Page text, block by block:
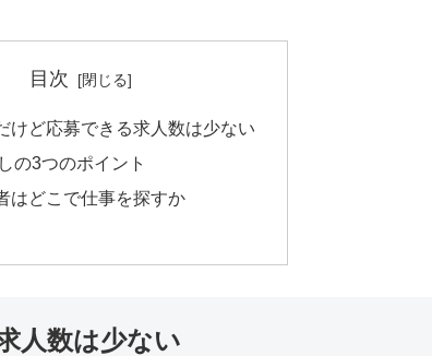
目次
けど応募できる求人数は少ない
の3つのポイント
はどこで仕事を探すか
人数は少ない